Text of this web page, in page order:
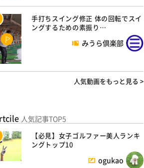
手打ちスイング修正 体の回転でスイ
ングするための素振り…
みうら倶楽部
人気動画をもっと見る >
人気記事TOP5
【必見】女子ゴルファー美人ランキ
ングトップ10
ogukao